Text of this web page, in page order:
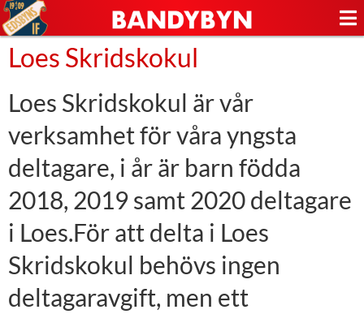
Loes Skridskokul
Loes Skridskokul är vår
verksamhet för våra yngsta
deltagare, i år är barn födda
2018, 2019 samt 2020 deltagare
i Loes.För att delta i Loes
Skridskokul behövs ingen
deltagaravgift, men ett